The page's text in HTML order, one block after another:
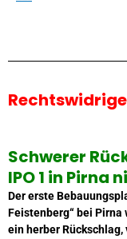
Schwerer
IPO 1 in Pirna
Der erste
Feistenberg“ bei
ein herber